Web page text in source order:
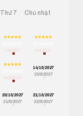
Thứ 7 Chủ nhật
7/9/2027
8/9/2027
14/9/2027
14/10/2027
15/9/2027
20/10/2027
21/9/2027
21/10/2027
22/9/2027